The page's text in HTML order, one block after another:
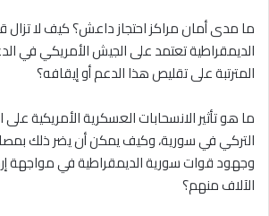
ما مدى أمان مراكز احتجاز داعش؟ كيف لا
الديمقراطية تعتمد على الجيش الأمريكي في
المترتبة على تقليص هذا الدعم أو إيقافه؟
ما هو تأثير الانسحابات العسكرية الأمريكية
التركي في سورية، وكيف يمكن أن يضر ذلك
وجهود قوات سورية الديمقراطية في مواجهة
الآلاف منهم؟